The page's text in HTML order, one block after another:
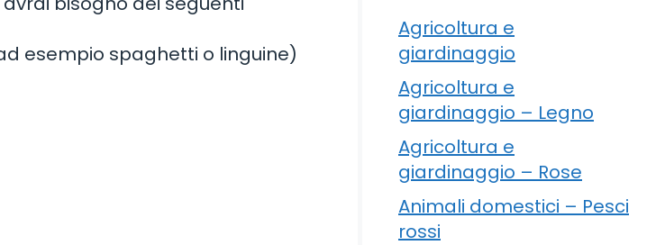
esempio spaghetti o linguine)
Agricoltura e
giardinaggio
Agricoltura e
giardinaggio – Legno
Agricoltura e
giardinaggio – Rose
Animali domestici – Pesci
rossi